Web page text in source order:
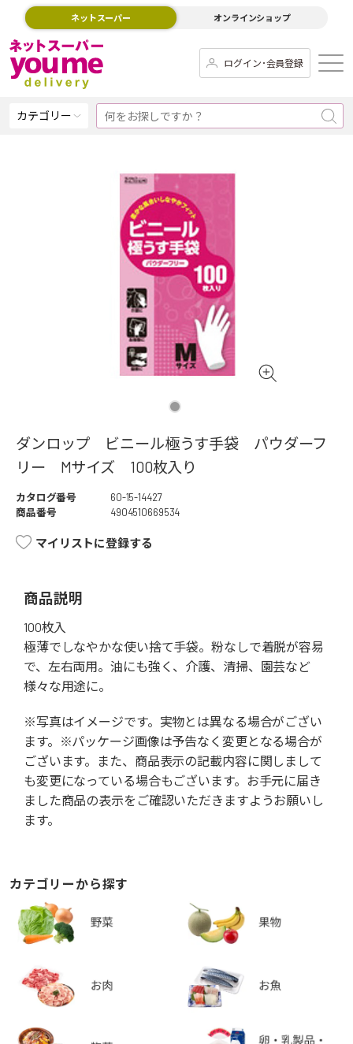
ネットスーパー オンラインショップ
ログイン･会員登録
カテゴリー
ダンロップ ビニール極うす手袋 パウダーフ
リー Mサイズ 100枚入り
カタログ番号
60-15-14427
商品番号
4904510669534
マイリストに登録する
商品説明
100枚入
極薄でしなやかな使い捨て手袋。粉なしで着脱が容易
で、左右両用。油にも強く、介護、清掃、園芸など
様々な用途に。
※写真はイメージです。実物とは異なる場合がござい
ます。※パッケージ画像は予告なく変更となる場合が
ございます。また、商品表示の記載内容に関しまして
も変更になっている場合もございます。お手元に届き
ました商品の表示をご確認いただきますようお願いし
ます。
カテゴリーから探す